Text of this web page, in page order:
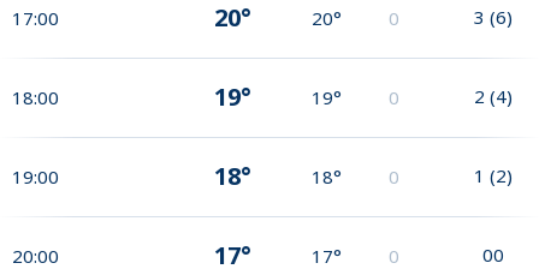
17:00 20° 20° 0 3 (6)
18:00 19° 19° 0 2 (4)
19:00 18° 18° 0 1 (2)
20:00 17° 17° 0 00